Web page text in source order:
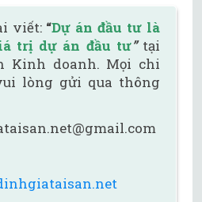
viết: “Dự án đầu tư là
trị dự án đầu tư”tại
Kinh doanh. Mọi chi
lòng gửi qua thông